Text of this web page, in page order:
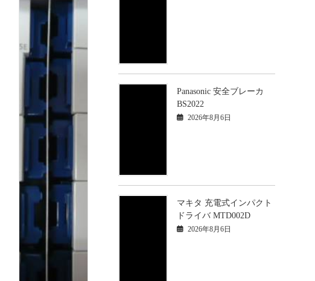
Panasonic 安全ブレーカ
BS2022
2026年8月6日
マキタ 充電式インパクト
ドライバ MTD002D
2026年8月6日